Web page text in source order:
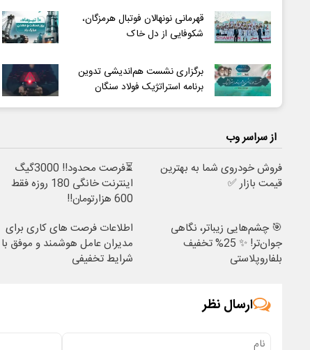
قهرمانی نونهالان فوتبال هرمزگان،
شکوفایی از دل خاک
برگزاری نشست هم‌اندیشی تدوین
برنامه استراتژیک فولاد سنگان
از سراسر وب
فروش خودروی شما به بهترین
قیمت بازار ✅
⏳فرصت محدود!! 3000گیگ
اینترنت خانگی 180 روزه فقط
600 هزارتومان!!
🎯 چشم‌هایی زیباتر، نگاهی
جوان‌تر! ✨ 25% تخفیف
بلفاروپلاستی
اطلاعات فرصت های کاری برای
مدیران عامل هوشمند و موفق با
شرایط تخفیفی
ارسال نظر